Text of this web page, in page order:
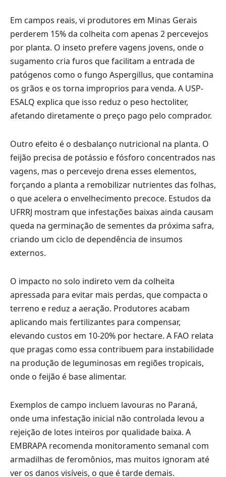
Em campos reais, vi produtores em Minas Gerais
perderem 15% da colheita com apenas 2 percevejos
por planta. O inseto prefere vagens jovens, onde o
sugamento cria furos que facilitam a entrada de
patógenos como o fungo Aspergillus, que contamina
os grãos e os torna improprios para venda. A USP-
ESALQ explica que isso reduz o peso hectoliter,
afetando diretamente o preço pago pelo comprador.
Outro efeito é o desbalanço nutricional na planta. O
feijão precisa de potássio e fósforo concentrados nas
vagens, mas o percevejo drena esses elementos,
forçando a planta a remobilizar nutrientes das folhas,
o que acelera o envelhecimento precoce. Estudos da
UFRRJ mostram que infestações baixas ainda causam
queda na germinação de sementes da próxima safra,
criando um ciclo de dependência de insumos
externos.
O impacto no solo indireto vem da colheita
apressada para evitar mais perdas, que compacta o
terreno e reduz a aeração. Produtores acabam
aplicando mais fertilizantes para compensar,
elevando custos em 10-20% por hectare. A FAO relata
que pragas como essa contribuem para instabilidade
na produção de leguminosas em regiões tropicais,
onde o feijão é base alimentar.
Exemplos de campo incluem lavouras no Paraná,
onde uma infestação inicial não controlada levou a
rejeição de lotes inteiros por qualidade baixa. A
EMBRAPA recomenda monitoramento semanal com
armadilhas de feromônios, mas muitos ignoram até
ver os danos visíveis, o que é tarde demais.